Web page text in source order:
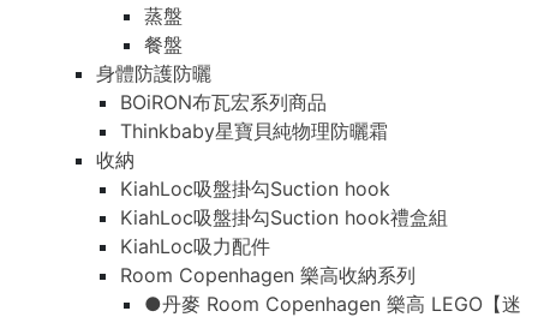
蒸盤
餐盤
身體防護防曬
BOiRON布瓦宏系列商品
Thinkbaby星寶貝純物理防曬霜
收納
KiahLoc吸盤掛勾Suction hook
KiahLoc吸盤掛勾Suction hook禮盒組
KiahLoc吸力配件
Room Copenhagen 樂高收納系列
●丹麥 Room Copenhagen 樂高 LEGO【迷